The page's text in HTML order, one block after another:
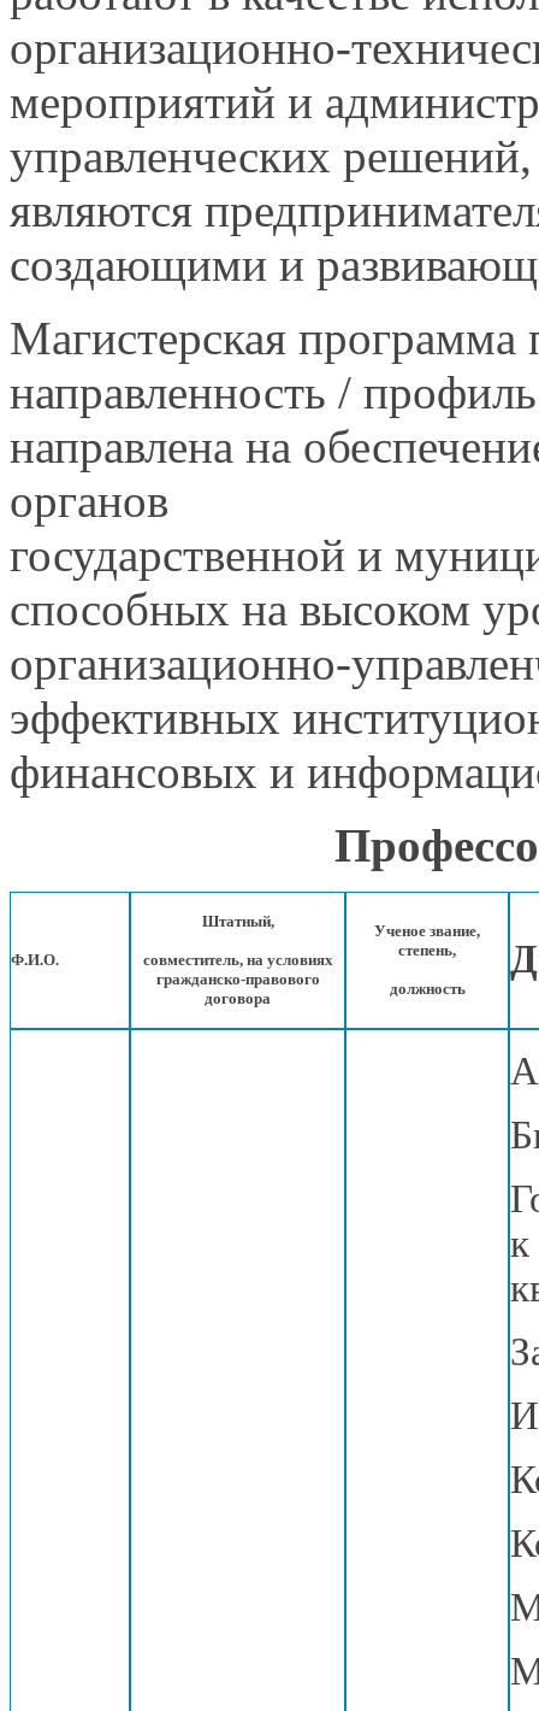
организационно-
мероприятий и
управленческих решений,
являются
создающими и
Магистерская
направленность /
направлена на
органов
государственной и
способных на высоком
организационно-
эффективных
финансовых и
Ф.И.О.
Штатный,
совместитель, на условиях
гражданско-правового
договора
Ученое звание,
степень,
должность
к